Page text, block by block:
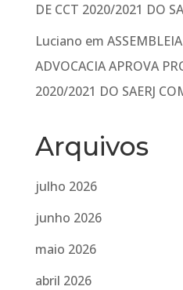
DE CCT 2020/2021 DO
Luciano em
ADVOCACIA APROVA
2020/2021 DO SAERJ
Arquivos
julho 2026
junho 2026
maio 2026
abril 2026